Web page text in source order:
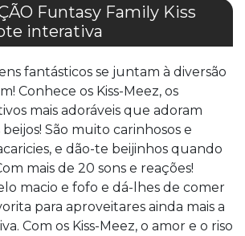
Funtasy Family Kiss
interativa
fantásticos se juntam à diversão
Conhece os Kiss-Meez, os
mais adoráveis que adoram
São muito carinhosos e
e dão-te beijinhos quando
mais de 20 sons e reações!
macio e fofo e dá-lhes de comer
para aproveitares ainda mais a
Com os Kiss-Meez, o amor e o riso